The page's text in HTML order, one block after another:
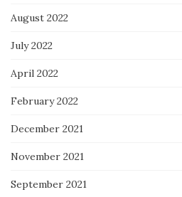
August 2022
July 2022
April 2022
February 2022
December 2021
November 2021
September 2021